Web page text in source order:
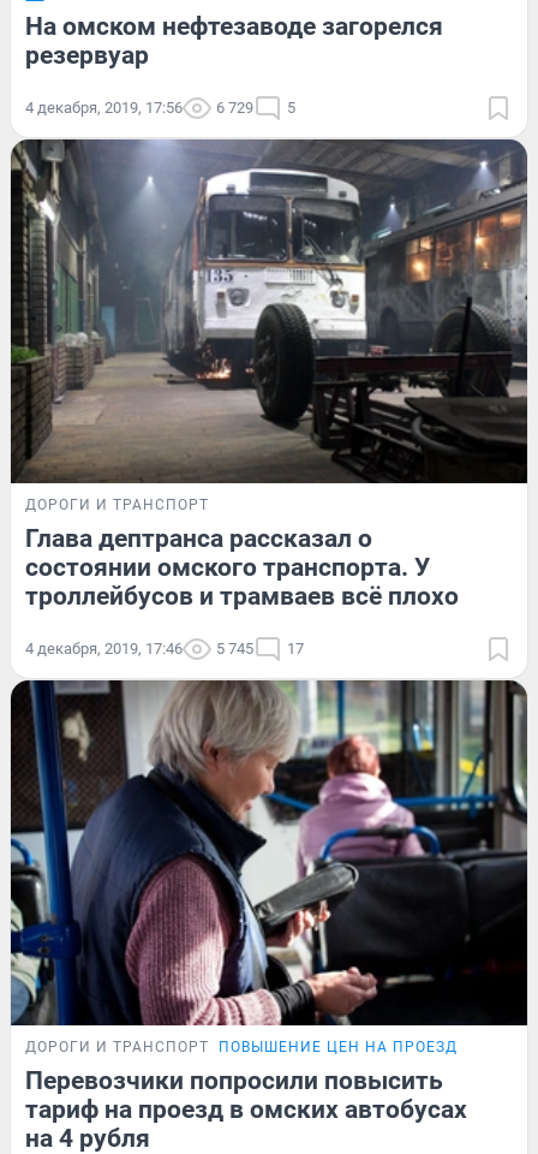
На омском нефтезаводе загорелся
резервуар
4 декабря, 2019, 17:56 6 729 5
ДОРОГИ И ТРАНСПОРТ
Глава дептранса рассказал о
состоянии омского транспорта. У
троллейбусов и трамваев всё плохо
4 декабря, 2019, 17:46 5 745 17
ДОРОГИ И ТРАНСПОРТ ПОВЫШЕНИЕ ЦЕН НА ПРОЕЗД
Перевозчики попросили повысить
тариф на проезд в омских автобусах
на 4 рубля